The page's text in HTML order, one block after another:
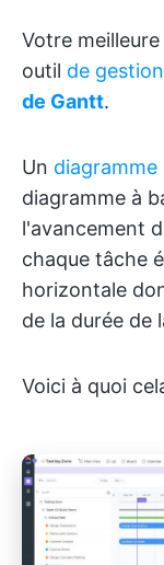
Votre
outil de
de Gantt.
Un diagramme
diagramme à
l'avancement
chaque tâche
horizontale
de la durée de
Voici à quoi